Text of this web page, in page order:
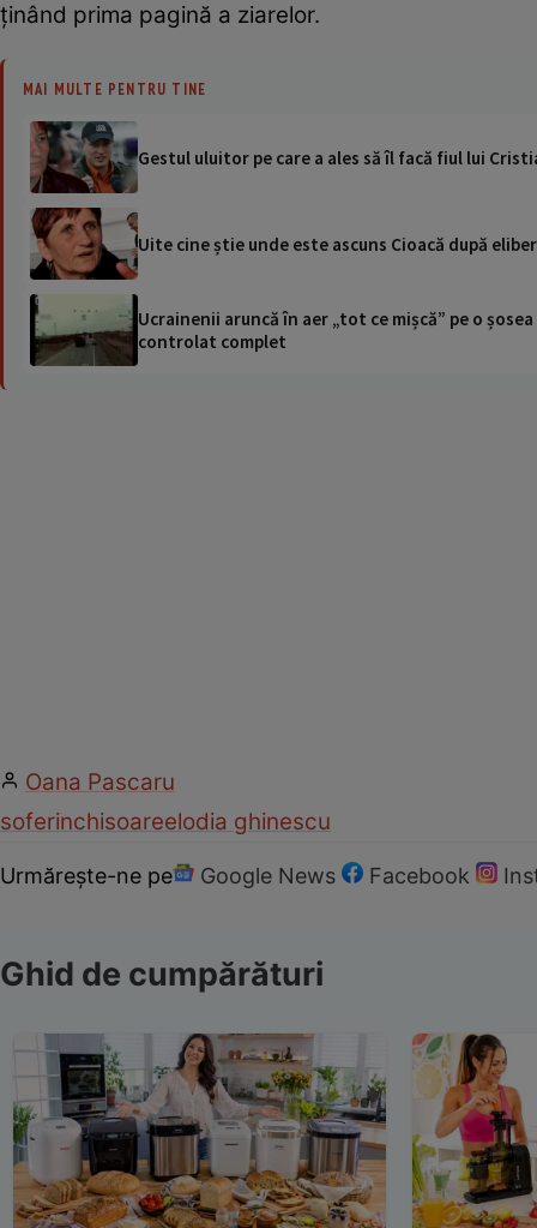
ținând prima pagină a ziarelor.
MAI MULTE PENTRU TINE
Gestul uluitor pe care a ales să îl facă fiul lui
Uite cine știe unde este ascuns Cioacă după
Ucrainenii aruncă în aer „tot ce mișcă” pe o
controlat complet
Oana Pascaru
soferinchisoareelodia ghinescu
Urmărește-ne pe Google News Facebook
Ghid de cumpărături